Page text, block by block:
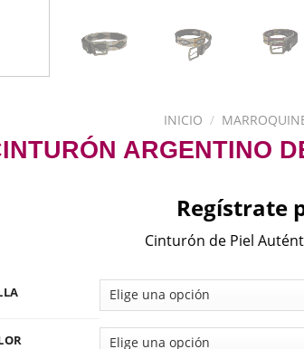
INICIO /
ARGENTINO
Regístrate
Cinturón de Piel